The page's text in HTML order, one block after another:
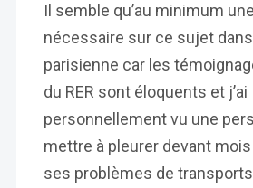
Il semble qu’au minimum
nécessaire sur ce sujet
parisienne car les
du RER sont éloquents et j’ai
personnellement vu une
mettre à pleurer devant
ses problèmes de